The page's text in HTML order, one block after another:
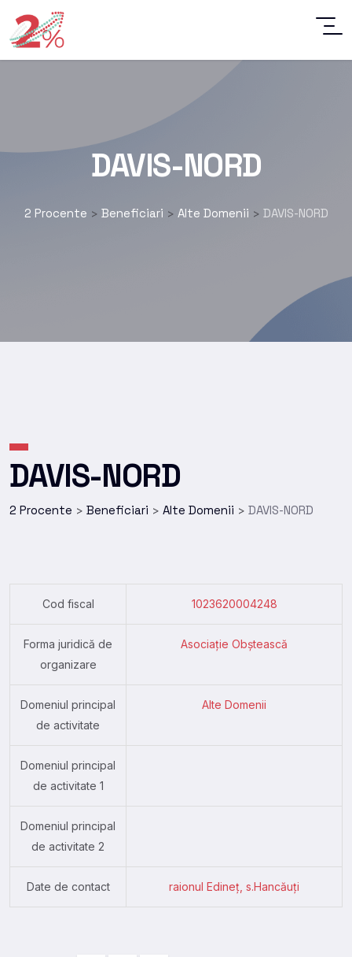
DAVIS-NORD
2 Procente > Beneficiari > Alte Domenii > DAVIS-NORD
DAVIS-NORD
2 Procente > Beneficiari > Alte Domenii > DAVIS-NORD
Cod fiscal 1023620004248
Forma juridică de
organizare
Asociație Obștească
Domeniul principal
de activitate
Alte Domenii
Domeniul principal
de activitate 1
Domeniul principal
de activitate 2
Date de contact raionul Edineţ, s.Hancăuţi